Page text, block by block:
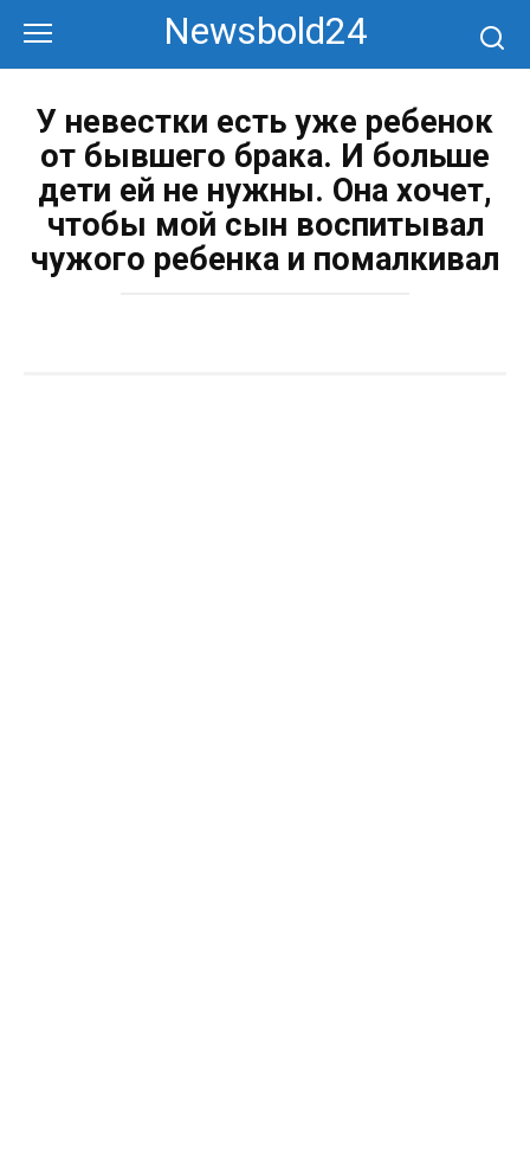
контенту
Newsbold24
У невестки есть уже ребенок
от бывшего брака. И больше
дети ей не нужны. Она хочет,
чтобы мой сын воспитывал
чужого ребенка и помалкивал